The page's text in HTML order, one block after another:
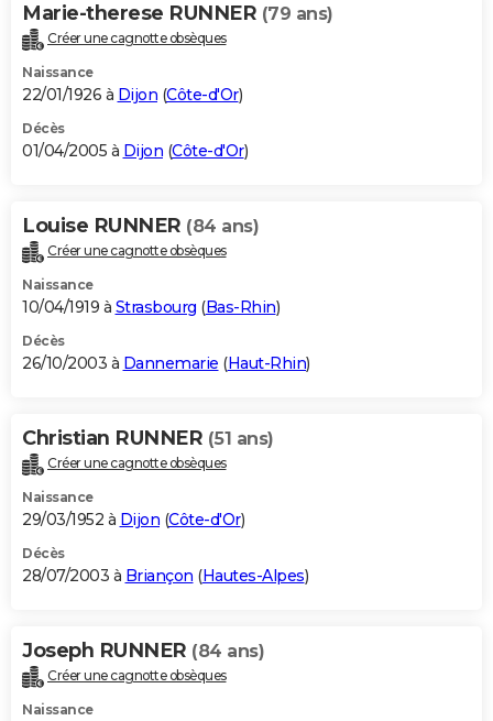
Marie-therese RUNNER (79 ans)
Créer une cagnotte obsèques
Naissance
22/01/1926 à Dijon (Côte-d'Or)
Décès
01/04/2005 à Dijon (Côte-d'Or)
Louise RUNNER (84 ans)
Créer une cagnotte obsèques
Naissance
10/04/1919 à Strasbourg (Bas-Rhin)
Décès
26/10/2003 à Dannemarie (Haut-Rhin)
Christian RUNNER (51 ans)
Créer une cagnotte obsèques
Naissance
29/03/1952 à Dijon (Côte-d'Or)
Décès
28/07/2003 à Briançon (Hautes-Alpes)
Joseph RUNNER (84 ans)
Créer une cagnotte obsèques
Naissance